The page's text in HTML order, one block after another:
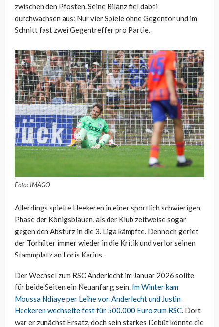
zwischen den Pfosten. Seine Bilanz fiel dabei
durchwachsen aus: Nur vier Spiele ohne Gegentor und im
Schnitt fast zwei Gegentreffer pro Partie.
Foto: IMAGO
Allerdings spielte Heekeren in einer sportlich schwierigen
Phase der Königsblauen, als der Klub zeitweise sogar
gegen den Absturz in die 3. Liga kämpfte. Dennoch geriet
der Torhüter immer wieder in die Kritik und verlor seinen
Stammplatz an Loris Karius.
Der Wechsel zum RSC Anderlecht im Januar 2026 sollte
für beide Seiten ein Neuanfang sein. Im Winter kam
Moussa Ndiaye per Leihe von Anderlecht und Justin
Heekeren wechselte fest für 500.000 Euro zum RSC. Dort
war er zunächst Ersatz, doch sein starkes Debüt könnte die